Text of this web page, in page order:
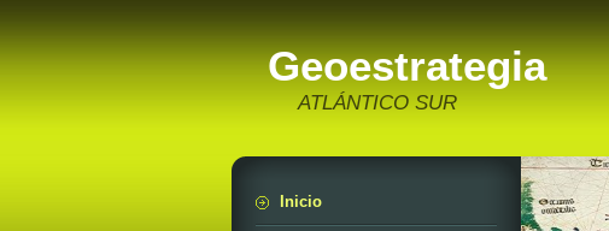
Geoestrategia
ATLÁNTICO SUR
Inicio